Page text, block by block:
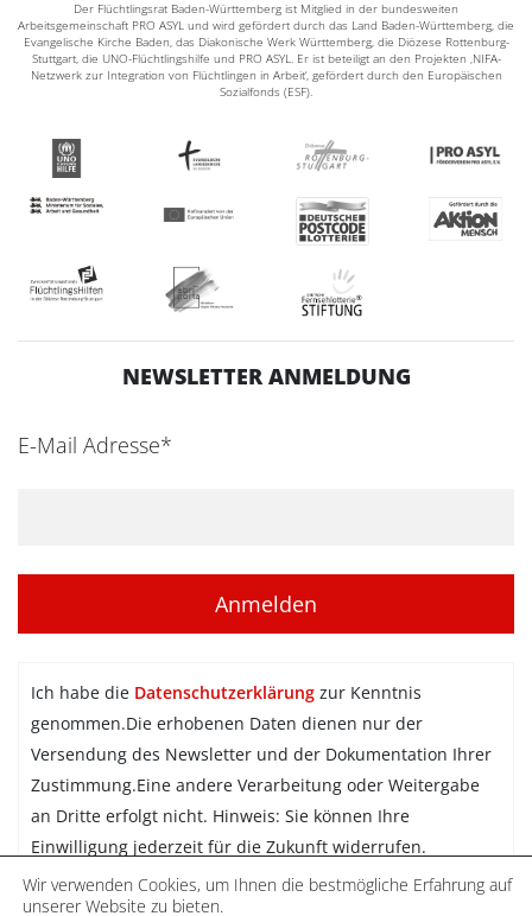
Der Flüchtlingsrat Baden-Württemberg ist Mitglied in der bundesweiten
Arbeitsgemeinschaft PRO ASYL und wird gefördert durch das Land Baden-Württemberg, die
Evangelische Kirche Baden, das Diakonische Werk Württemberg, die Diözese Rottenburg-
Stuttgart, die UNO-Flüchtlingshilfe und PRO ASYL. Er ist beteiligt an den Projekten ‚NIFA-
Netzwerk zur Integration von Flüchtlingen in Arbeit‘, gefördert durch den Europäischen
Sozialfonds (ESF).
NEWSLETTER ANMELDUNG
E-Mail Adresse*
Ich habe die Datenschutzerklärung zur Kenntnis
genommen.Die erhobenen Daten dienen nur der
Versendung des Newsletter und der Dokumentation Ihrer
Zustimmung.Eine andere Verarbeitung oder Weitergabe
an Dritte erfolgt nicht. Hinweis: Sie können Ihre
Einwilligung jederzeit für die Zukunft widerrufen.
Newsletter abonnieren
Wir verwenden Cookies, um Ihnen die bestmögliche Erfahrung auf
unserer Website zu bieten.